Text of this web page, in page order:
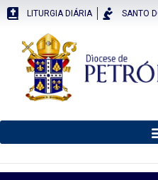
LITURGIA DIÁRIA SANTO